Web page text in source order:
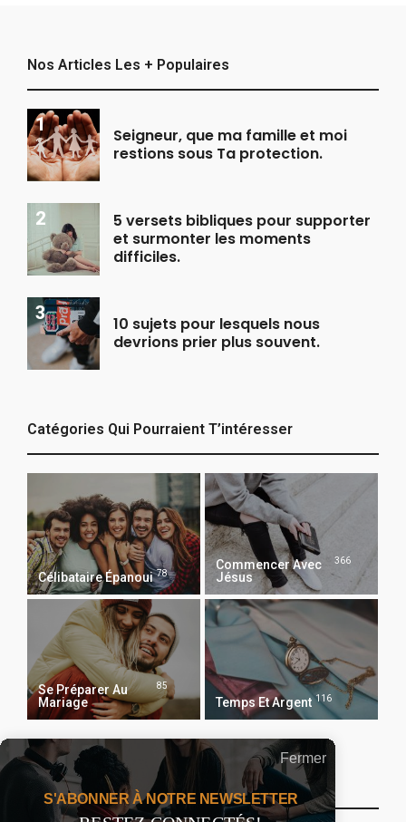
Nos Articles Les + Populaires
Seigneur, que ma famille et moi
restions sous Ta protection.
5 versets bibliques pour supporter
et surmonter les moments
difficiles.
10 sujets pour lesquels nous
devrions prier plus souvent.
Catégories Qui Pourraient T’intéresser
Célibataire Épanoui 78
Commencer Avec
Jésus
366
Se Préparer Au
Mariage
85
Temps Et Argent 116
Recevoir Notre Newsletter Chaque Matin
Fermer
S'ABONNER À NOTRE NEWSLETTER